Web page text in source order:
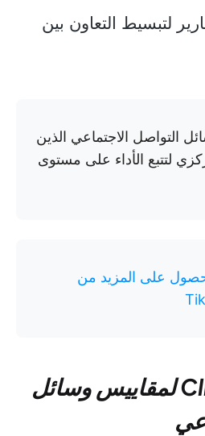
لتبسيط التعاون بين
التواصل الاجتماعي الذين
لتتبع الأداء على مستوى
على المزيد من
2. قالب ClickUp لمقاييس وسائل